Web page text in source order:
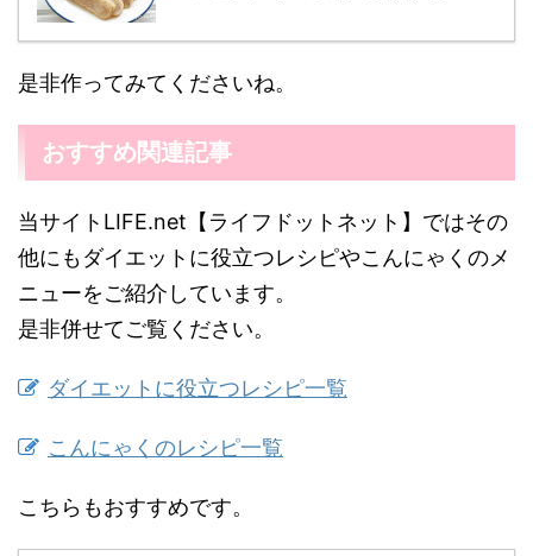
是非作ってみてくださいね。
おすすめ関連記事
当サイトLIFE.net【ライフドットネット】ではその
他にもダイエットに役立つレシピやこんにゃくのメ
ニューをご紹介しています。
是非併せてご覧ください。
ダイエットに役立つレシピ一覧
こんにゃくのレシピ一覧
こちらもおすすめです。